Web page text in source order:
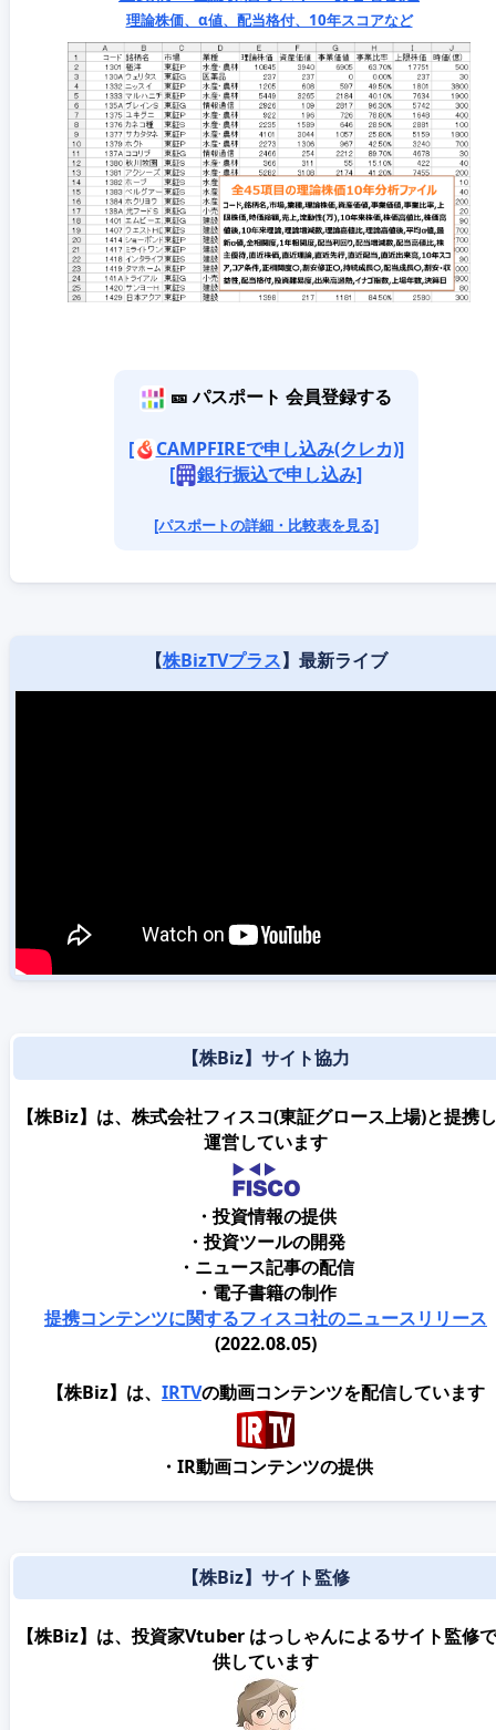
理論株価、α値、配当格付、10年スコアなど
🎫 パスポート 会員登録する
[
CAMPFIREで申し込み(クレカ)]
[
銀行振込で申し込み]
[パスポートの詳細・比較表を見る]
【株BizTVプラス】最新ライブ
【株Biz】サイト協力
【株Biz】は、株式会社フィスコ(東証グロース上場)と提携
運営しています
・投資情報の提供
・投資ツールの開発
・ニュース記事の配信
・電子書籍の制作
提携コンテンツに関するフィスコ社のニュースリリース
(2022.08.05)
【株Biz】は、 IRTVの動画コンテンツを配信しています
・IR動画コンテンツの提供
【株Biz】サイト監修
【株Biz】は、投資家Vtuber はっしゃんによるサイト監修
供しています